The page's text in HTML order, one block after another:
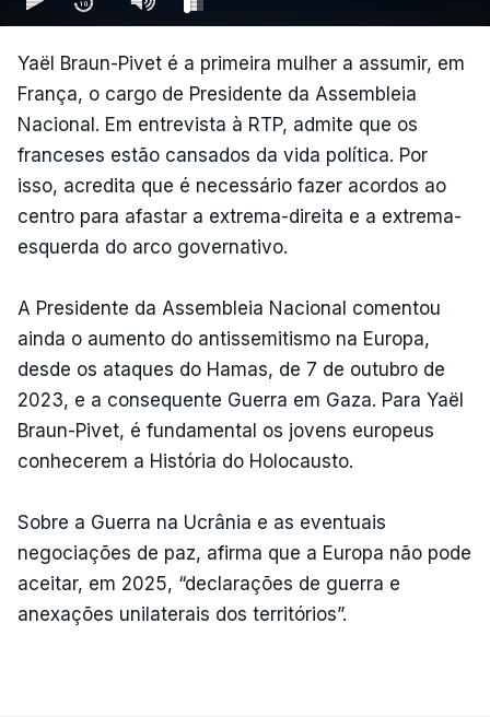
Yaël Braun-Pivet é a primeira mulher a assumir, em
França, o cargo de Presidente da Assembleia
Nacional. Em entrevista à RTP, admite que os
franceses estão cansados da vida política. Por
isso, acredita que é necessário fazer acordos ao
centro para afastar a extrema-direita e a extrema-
esquerda do arco governativo.
A Presidente da Assembleia Nacional comentou
ainda o aumento do antissemitismo na Europa,
desde os ataques do Hamas, de 7 de outubro de
2023, e a consequente Guerra em Gaza. Para Yaël
Braun-Pivet, é fundamental os jovens europeus
conhecerem a História do Holocausto.
Sobre a Guerra na Ucrânia e as eventuais
negociações de paz, afirma que a Europa não pode
aceitar, em 2025, “declarações de guerra e
anexações unilaterais dos territórios”.